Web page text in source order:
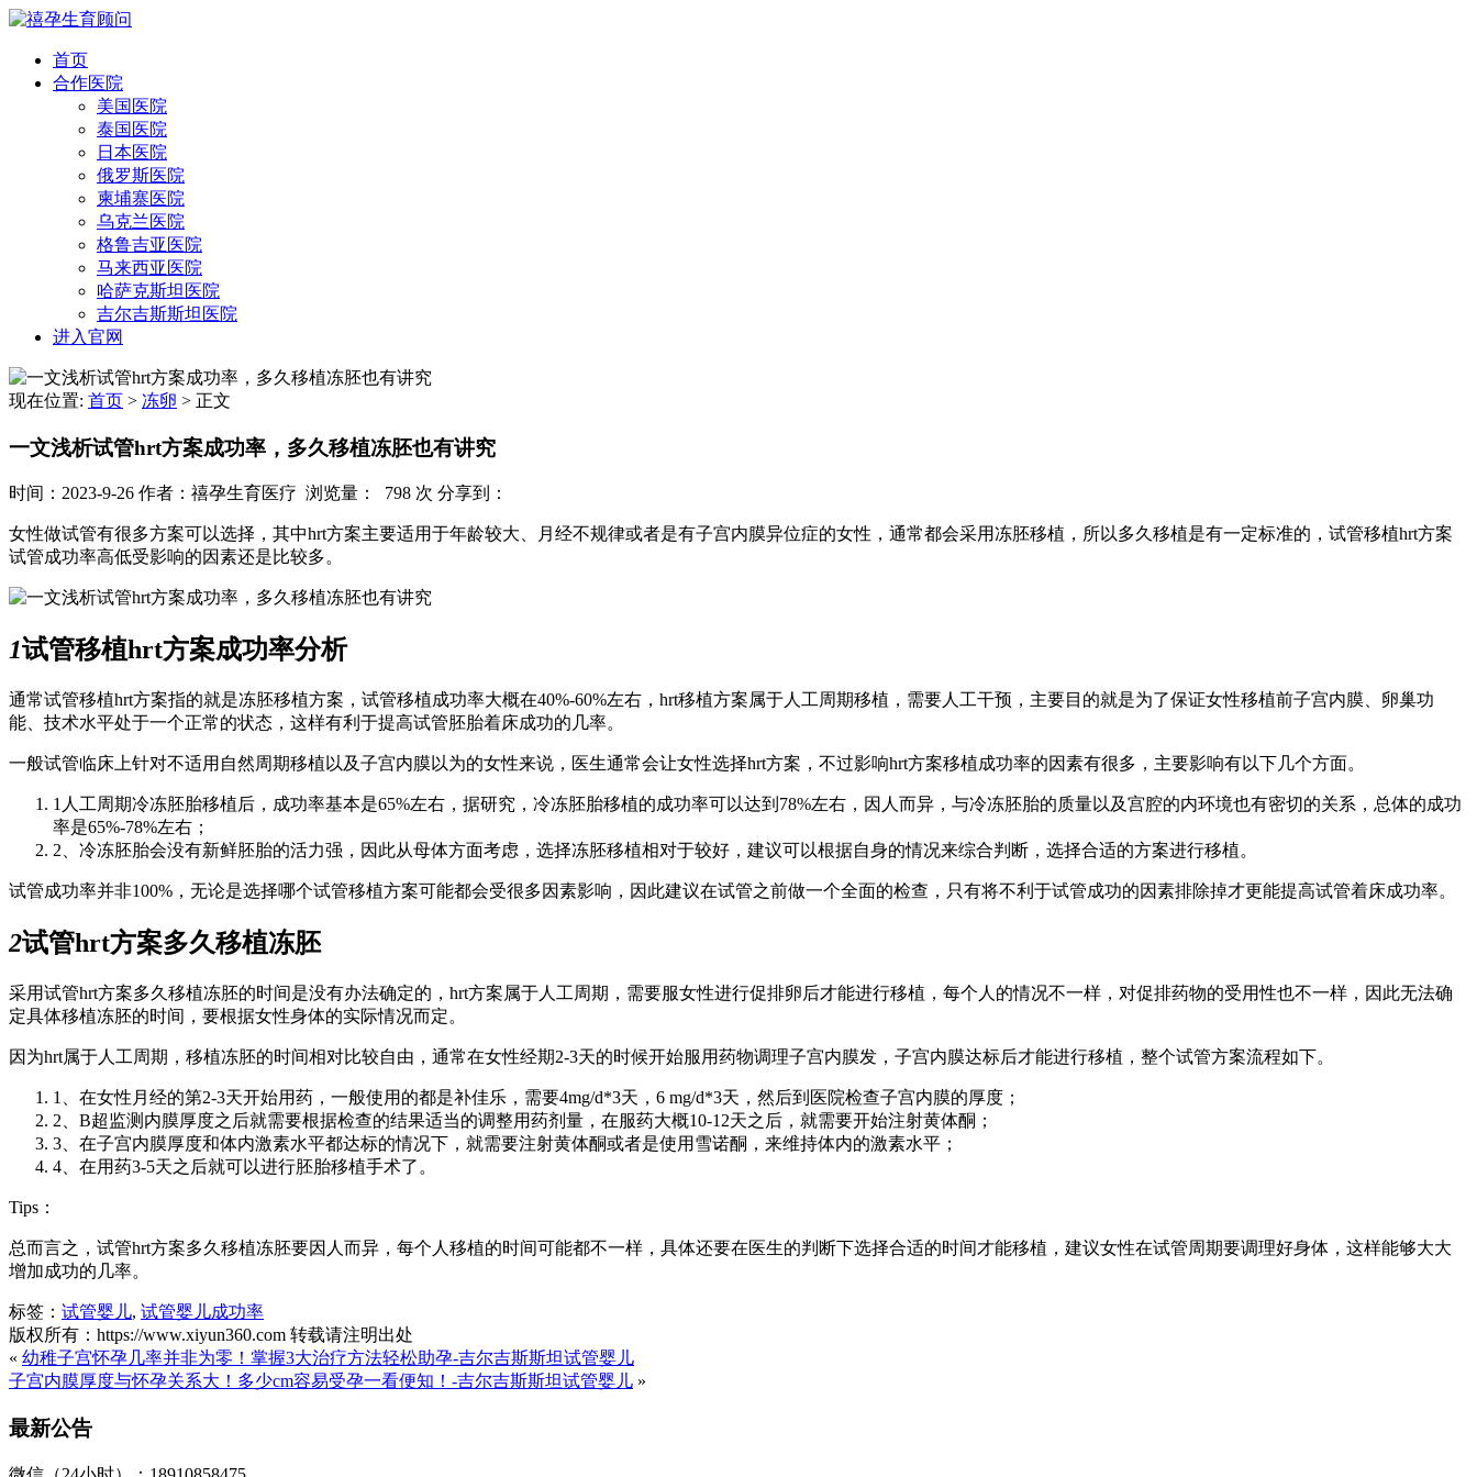
首页
合作医院
美国医院
泰国医院
日本医院
俄罗斯医院
柬埔寨医院
乌克兰医院
格鲁吉亚医院
马来西亚医院
哈萨克斯坦医院
吉尔吉斯斯坦医院
进入官网
现在位置: 首页 > 冻卵 > 正文
一文浅析试管hrt方案成功率，多久移植冻胚也有讲究
时间：2023-9-26 作者：禧孕生育医疗 浏览量： 798 次 分享到：
女性做试管有很多方案可以选择，其中hrt方案主要适用于年龄较大、月经不规律或者是有子宫内膜异位症的女性，通常都会采用冻胚移植，所以多久移植是有一定标准的，试管移植hrt方案
试管成功率高低受影响的因素还是比较多。
1试管移植hrt方案成功率分析
通常试管移植hrt方案指的就是冻胚移植方案，试管移植成功率大概在40%-60%左右，hrt移植方案属于人工周期移植，需要人工干预，主要目的就是为了保证女性移植前子宫内膜、卵巢功
能、技术水平处于一个正常的状态，这样有利于提高试管胚胎着床成功的几率。
一般试管临床上针对不适用自然周期移植以及子宫内膜以为的女性来说，医生通常会让女性选择hrt方案，不过影响hrt方案移植成功率的因素有很多，主要影响有以下几个方面。
1人工周期冷冻胚胎移植后，成功率基本是65%左右，据研究，冷冻胚胎移植的成功率可以达到78%左右，因人而异，与冷冻胚胎的质量以及宫腔的内环境也有密切的关系，总体的成功
率是65%-78%左右；
2、冷冻胚胎会没有新鲜胚胎的活力强，因此从母体方面考虑，选择冻胚移植相对于较好，建议可以根据自身的情况来综合判断，选择合适的方案进行移植。
试管成功率并非100%，无论是选择哪个试管移植方案可能都会受很多因素影响，因此建议在试管之前做一个全面的检查，只有将不利于试管成功的因素排除掉才更能提高试管着床成功率。
2试管hrt方案多久移植冻胚
采用试管hrt方案多久移植冻胚的时间是没有办法确定的，hrt方案属于人工周期，需要服女性进行促排卵后才能进行移植，每个人的情况不一样，对促排药物的受用性也不一样，因此无法确
定具体移植冻胚的时间，要根据女性身体的实际情况而定。
因为hrt属于人工周期，移植冻胚的时间相对比较自由，通常在女性经期2-3天的时候开始服用药物调理子宫内膜发，子宫内膜达标后才能进行移植，整个试管方案流程如下。
1、在女性月经的第2-3天开始用药，一般使用的都是补佳乐，需要4mg/d*3天，6 mg/d*3天，然后到医院检查子宫内膜的厚度；
2、B超监测内膜厚度之后就需要根据检查的结果适当的调整用药剂量，在服药大概10-12天之后，就需要开始注射黄体酮；
3、在子宫内膜厚度和体内激素水平都达标的情况下，就需要注射黄体酮或者是使用雪诺酮，来维持体内的激素水平；
4、在用药3-5天之后就可以进行胚胎移植手术了。
Tips：
总而言之，试管hrt方案多久移植冻胚要因人而异，每个人移植的时间可能都不一样，具体还要在医生的判断下选择合适的时间才能移植，建议女性在试管周期要调理好身体，这样能够大大
增加成功的几率。
标签： 试管婴儿, 试管婴儿成功率
版权所有：https://www.xiyun360.com 转载请注明出处
« 幼稚子宫怀孕几率并非为零！掌握3大治疗方法轻松助孕-吉尔吉斯斯坦试管婴儿
子宫内膜厚度与怀孕关系大！多少cm容易受孕一看便知！-吉尔吉斯斯坦试管婴儿 »
最新公告